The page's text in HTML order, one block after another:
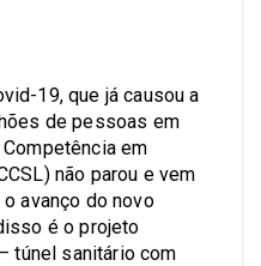
19, que já causou a
de pessoas em
em
não parou e vem
avanço do novo
é o projeto
túnel sanitário com